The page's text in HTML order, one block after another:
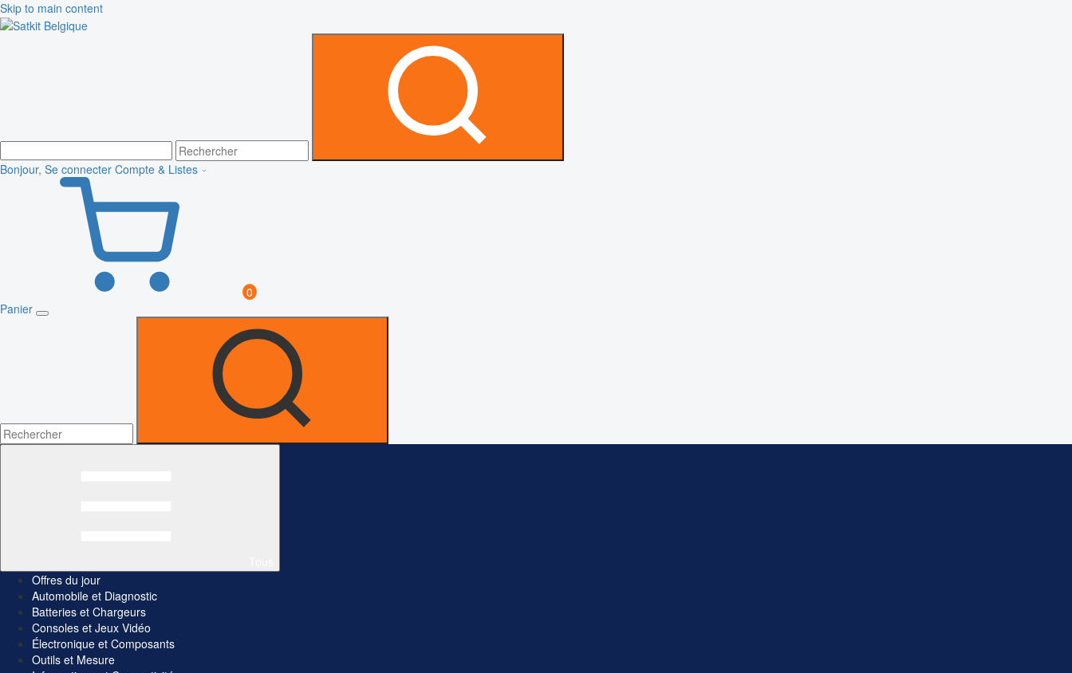
Skip to main content
Bonjour, Se connecter Compte & Listes
0
Panier
Offres du jour
Automobile et Diagnostic
Batteries et Chargeurs
Consoles et Jeux Vidéo
Électronique et Composants
Outils et Mesure